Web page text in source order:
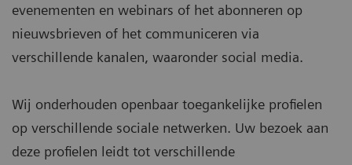
evenementen en webinars of het abonneren op
nieuwsbrieven of het communiceren via
verschillende kanalen, waaronder social media.
Wij onderhouden openbaar toegankelijke profielen
op verschillende sociale netwerken. Uw bezoek aan
deze profielen leidt tot verschillende